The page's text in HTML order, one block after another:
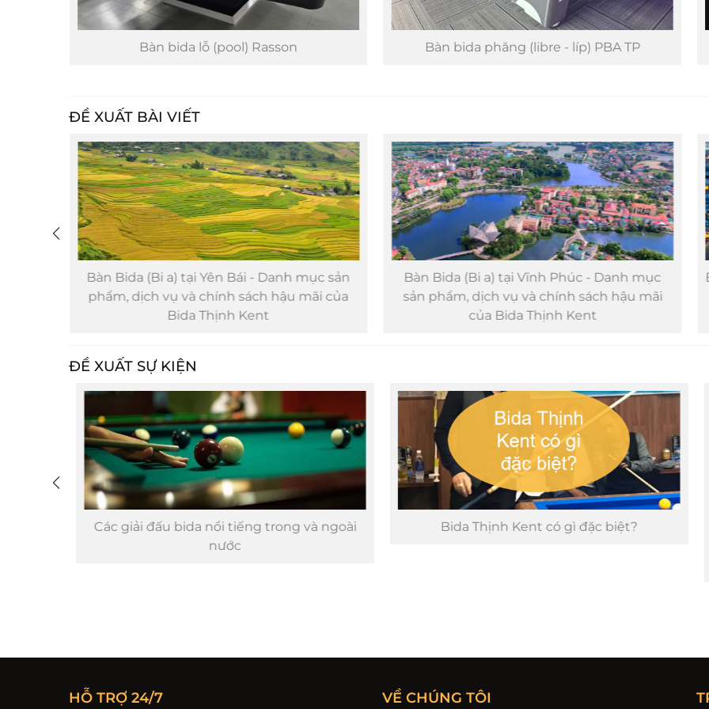
Bàn bida lỗ (pool) Rasson Bàn bida phăng (libre - líp) PBA TP
ĐỀ XUẤT BÀI VIẾT
Bàn Bida (Bi a) tại Yên Bái - Danh mục sản
phẩm, dịch vụ và chính sách hậu mãi của
Bida Thịnh Kent
Bàn Bida (Bi a) tại Vĩnh Phúc - Danh mục
sản phẩm, dịch vụ và chính sách hậu mãi
của Bida Thịnh Kent
ĐỀ XUẤT SỰ KIỆN
Các giải đấu bida nổi tiếng trong và ngoài
nước
Bida Thịnh Kent có gì đặc biệt?
HỖ TRỢ 24/7 VỀ CHÚNG TÔI